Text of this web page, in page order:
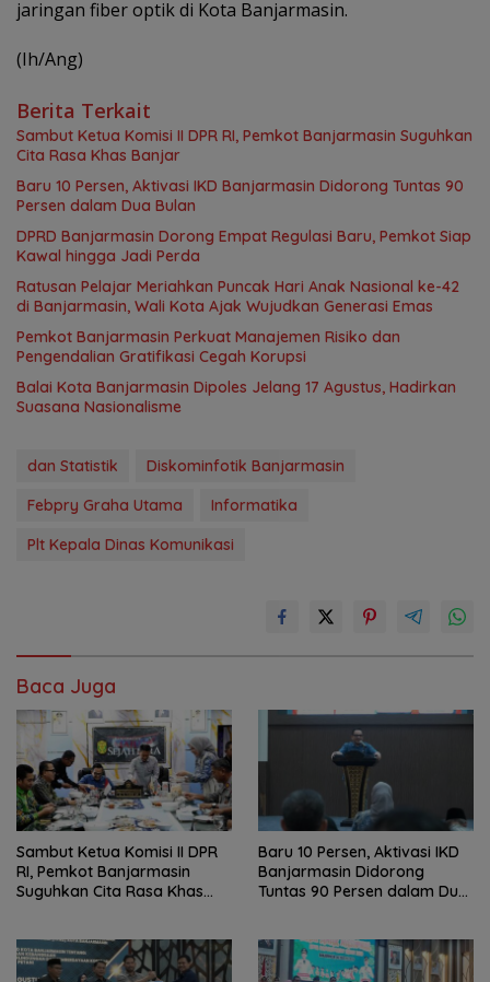
jaringan fiber optik di Kota Banjarmasin.
(Ih/Ang)
Berita Terkait
Sambut Ketua Komisi II DPR RI, Pemkot Banjarmasin Suguhkan
Cita Rasa Khas Banjar
Baru 10 Persen, Aktivasi IKD Banjarmasin Didorong Tuntas 90
Persen dalam Dua Bulan
DPRD Banjarmasin Dorong Empat Regulasi Baru, Pemkot Siap
Kawal hingga Jadi Perda
Ratusan Pelajar Meriahkan Puncak Hari Anak Nasional ke-42
di Banjarmasin, Wali Kota Ajak Wujudkan Generasi Emas
Pemkot Banjarmasin Perkuat Manajemen Risiko dan
Pengendalian Gratifikasi Cegah Korupsi
Balai Kota Banjarmasin Dipoles Jelang 17 Agustus, Hadirkan
Suasana Nasionalisme
dan Statistik
Diskominfotik Banjarmasin
Febpry Graha Utama
Informatika
Plt Kepala Dinas Komunikasi
Baca Juga
Sambut Ketua Komisi II DPR
RI, Pemkot Banjarmasin
Suguhkan Cita Rasa Khas
Baru 10 Persen, Aktivasi IKD
Banjarmasin Didorong
Tuntas 90 Persen dalam Dua